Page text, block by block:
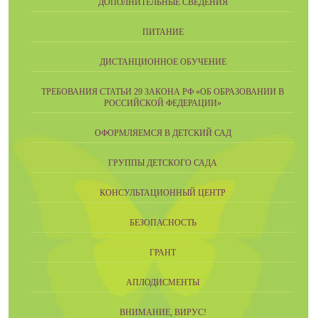
ДОПОЛНИТЕЛЬНЫЕ СВЕДЕНИЯ
ПИТАНИЕ
ДИСТАНЦИОННОЕ ОБУЧЕНИЕ
ТРЕБОВАНИЯ СТАТЬИ 29 ЗАКОНА РФ «ОБ ОБРАЗОВАНИИ В
РОССИЙСКОЙ ФЕДЕРАЦИИ»
ОФОРМЛЯЕМСЯ В ДЕТСКИЙ САД
ГРУППЫ ДЕТСКОГО САДА
КОНСУЛЬТАЦИОННЫЙ ЦЕНТР
БЕЗОПАСНОСТЬ
ГРАНТ
АПЛОДИСМЕНТЫ
ВНИМАНИЕ, ВИРУС!